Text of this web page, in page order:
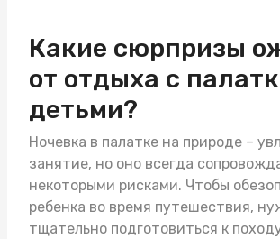
Какие сюрпризы
от отдыха с
детьми?
Ночевка в палатке на природе –
занятие, но оно всегда
некоторыми рисками. Чтобы
ребенка во время путешествия,
тщательно подготовиться к